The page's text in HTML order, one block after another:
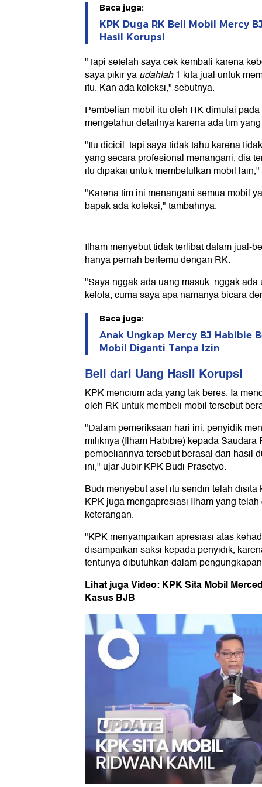
Baca juga:
KPK Duga RK Beli Mobil Mercy
Hasil Korupsi
"Tapi setelah saya cek kembali karena
saya pikir yaudahlah1 kita jual untuk
itu. Kan ada koleksi," sebutnya.
Pembelian mobil itu oleh RK dimulai
mengetahui detailnya karena ada tim
"Itu dicicil, tapi saya tidak tahu karena
yang secara profesional menangani, dia
itu dipakai untuk membetulkan mobil
"Karena tim ini menangani semua mobil
bapak ada koleksi," tambahnya.
Ilham menyebut tidak terlibat dalam jual-
hanya pernah bertemu dengan RK.
"Saya nggak ada uang masuk, nggak
kelola, cuma saya apa namanya bicara
Baca juga:
Anak Ungkap Mercy BJ Habibie
Mobil Diganti Tanpa Izin
Beli dari Uang Hasil Korupsi
KPK mencium ada yang tak beres. Ia
oleh RK untuk membeli mobil tersebut
"Dalam pemeriksaan hari ini, penyidik
miliknya (Ilham Habibie) kepada Saudara
pembeliannya tersebut berasal dari hasil
ini," ujar Jubir KPK Budi Prasetyo.
Budi menyebut aset itu sendiri telah
KPK juga mengapresiasi Ilham yang
keterangan.
"KPK menyampaikan apresiasi atas
disampaikan saksi kepada penyidik,
tentunya dibutuhkan dalam
Lihat juga Video: KPK Sita Mobil
Kasus BJB